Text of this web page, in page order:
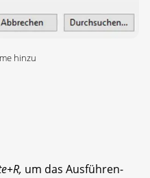
hinzu
um das Ausführen-